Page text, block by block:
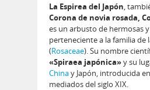
La Espirea del Japón,
Corona de novia rosada,
es un arbusto de hermosas
perteneciente a la familia de
(Rosaceae). Su nombre
«Spiraea japónica»y su
Chinay Japón, introducida
mediados del siglo XIX.